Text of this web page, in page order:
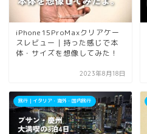
iPhone15ProMaxクリアケー
スレビュー｜持った感じで本
体・サイズを想像してみた！
2023年8月18日
旅行｜イタリア・海外・国内旅行